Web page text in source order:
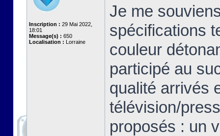
Inscription : 29 Mai 2022,
18:01
Message(s) : 650
Localisation : Lorraine
Je me
spécifications
couleur
participé au
qualité arrivés
télévision/
proposés : un